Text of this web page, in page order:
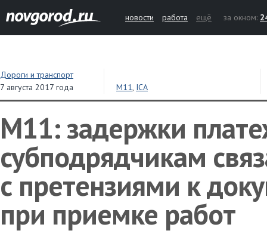
новости работа ещё за окном:
Дороги и транспорт
7 августа 2017 года
М11, ICA
М11: задержки
субподрядчикам
с претензиями к
при приемке работ